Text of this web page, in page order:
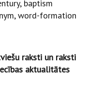
baptism
word-formation
raksti un raksti
aktualitātes